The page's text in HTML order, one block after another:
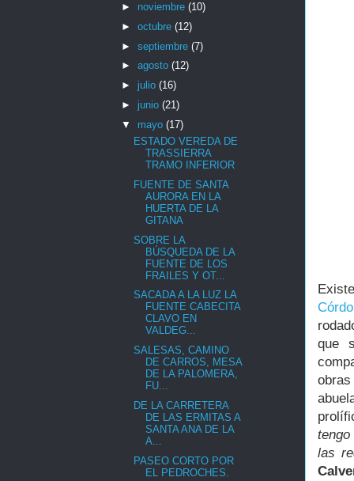
que
las
► noviembre (10)
► octubre (12)
► septiembre (7)
► agosto (12)
► julio (16)
► junio (21)
▼ mayo (17)
ESTADO VEREDA DE
TRASSIERRA
TRAMO INFERIOR
FUENTE DE SANTA
AURORA EN LA
HUERTA DE LA
GITANA
SOBRE LA
BÚSQUEDA DE LA
FUENTE DE LOS
FRAILES Y OT...
SACADA A LA LUZ LA
FUENTE CABECITA
CLAVO EN
VALDEG...
SALESAS, CAMINO
DE CARROS, MESA
DE LA PALOMERA,
FU...
DE LA CARRETERA
DE LAS ERMITAS A
SANTA ANA DE LA
A...
PASEO CORTO POR
EL PEDROCHES.